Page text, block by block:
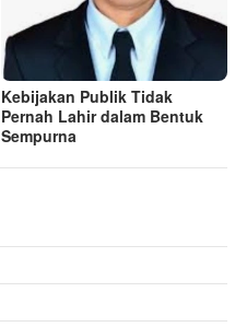
Kebijakan Publik Tidak
Pernah Lahir dalam Bentuk
Sempurna